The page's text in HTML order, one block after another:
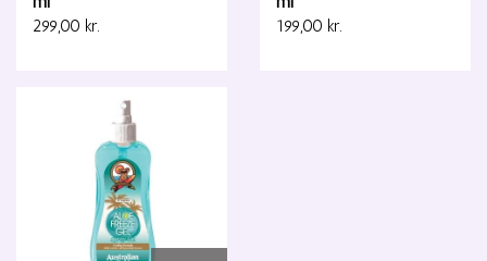
299,00 kr. 199,00 kr.